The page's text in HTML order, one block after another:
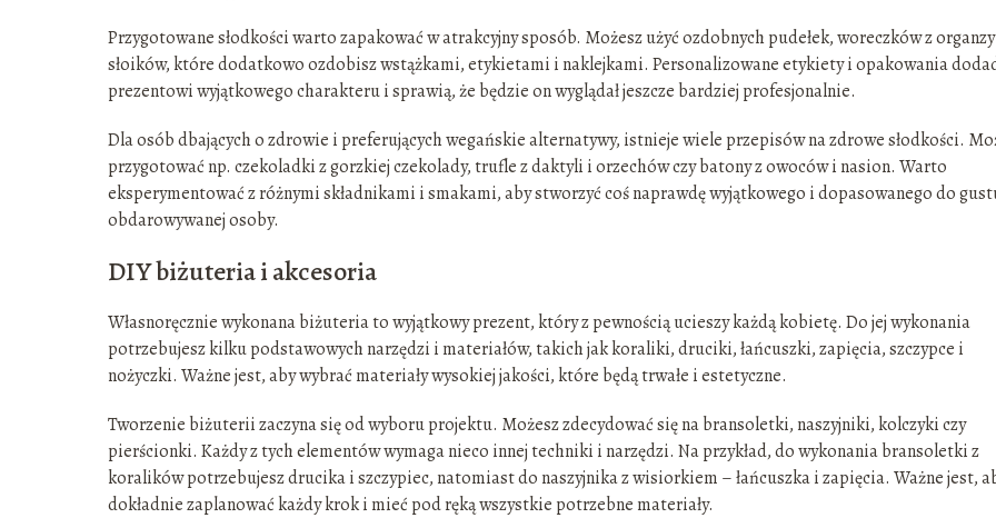
Przygotowane słodkości warto zapakować w atrakcyjny sposób. Możesz użyć ozdobnych pudełek, woreczków z
słoików, które dodatkowo ozdobisz wstążkami, etykietami i naklejkami. Personalizowane etykiety i opakowania
prezentowi wyjątkowego charakteru i sprawią, że będzie on wyglądał jeszcze bardziej profesjonalnie.
Dla osób dbających o zdrowie i preferujących wegańskie alternatywy, istnieje wiele przepisów na zdrowe słodkości.
przygotować np. czekoladki z gorzkiej czekolady, trufle z daktyli i orzechów czy batony z owoców i nasion. Warto
eksperymentować z różnymi składnikami i smakami, aby stworzyć coś naprawdę wyjątkowego i dopasowanego do
obdarowywanej osoby.
DIY biżuteria i akcesoria
Własnoręcznie wykonana biżuteria to wyjątkowy prezent, który z pewnością ucieszy każdą kobietę. Do jej wykonania
potrzebujesz kilku podstawowych narzędzi i materiałów, takich jak koraliki, druciki, łańcuszki, zapięcia, szczypce i
nożyczki. Ważne jest, aby wybrać materiały wysokiej jakości, które będą trwałe i estetyczne.
Tworzenie biżuterii zaczyna się od wyboru projektu. Możesz zdecydować się na bransoletki, naszyjniki, kolczyki czy
pierścionki. Każdy z tych elementów wymaga nieco innej techniki i narzędzi. Na przykład, do wykonania bransoletki z
koralików potrzebujesz drucika i szczypiec, natomiast do naszyjnika z wisiorkiem – łańcuszka i zapięcia. Ważne jest,
dokładnie zaplanować każdy krok i mieć pod ręką wszystkie potrzebne materiały.